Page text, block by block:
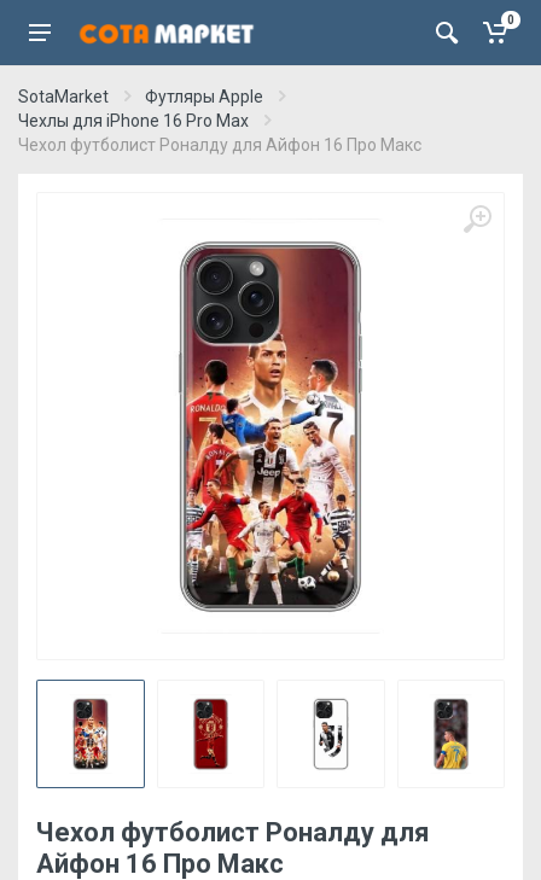
0
SotaMarket
Футляры Apple
Чехлы для iPhone 16 Pro Max
Чехол футболист Роналду для Айфон 16 Про Макс
Чехол футболист Роналду для
Айфон 16 Про Макс